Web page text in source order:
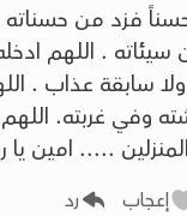
فزد من
. اللـهـم
سابقة عذاب .
غربته. اللـهـم
..... امين يا
إعجاب رد